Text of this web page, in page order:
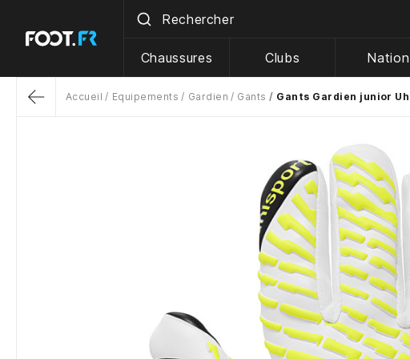
Chaussures Clubs Nation
Accueil Equipements Gardien Gants Gants Gardien junior